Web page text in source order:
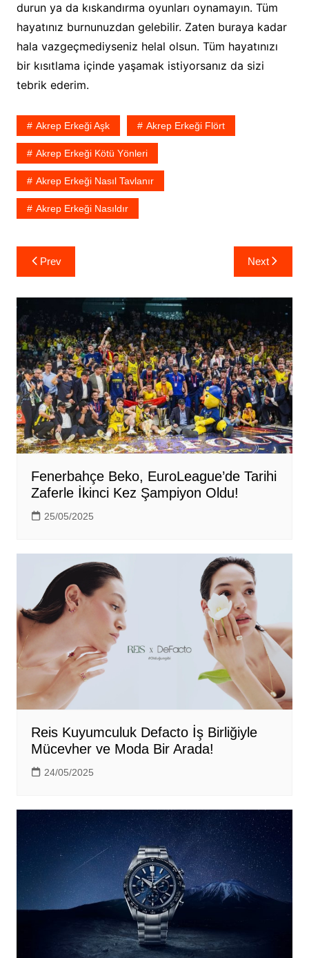
durun ya da kıskandırma oyunları oynamayın. Tüm
hayatınız burnunuzdan gelebilir. Zaten buraya kadar
hala vazgeçmediyseniz helal olsun. Tüm hayatınızı
bir kısıtlama içinde yaşamak istiyorsanız da sizi
tebrik ederim.
Akrep Erkeği Aşk Akrep Erkeği Flört
Akrep Erkeği Kötü Yönleri
Akrep Erkeği Nasıl Tavlanır
Akrep Erkeği Nasıldır
Yazı
gezinmesi
Prev Next
Fenerbahçe Beko, EuroLeague’de Tarihi
Zaferle İkinci Kez Şampiyon Oldu!
25/05/2025
Reis Kuyumculuk Defacto İş Birliğiyle
Mücevher ve Moda Bir Arada!
24/05/2025